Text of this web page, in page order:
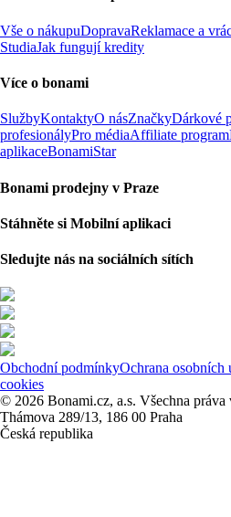
Vše o nákupuDopravaReklamace a
StudiaJak fungují kredity
Více o bonami
SlužbyKontaktyO násZnačkyDárkové
profesionályPro médiaAffiliate program
aplikaceBonamiStar
Bonami prodejny v Praze
Stáhněte si Mobilní aplikaci
Sledujte nás na sociálních sítích
Obchodní podmínkyOchrana osobních
cookies
© 2026 Bonami.cz, a.s. Všechna práva
Thámova 289/13, 186 00 Praha
Česká republika